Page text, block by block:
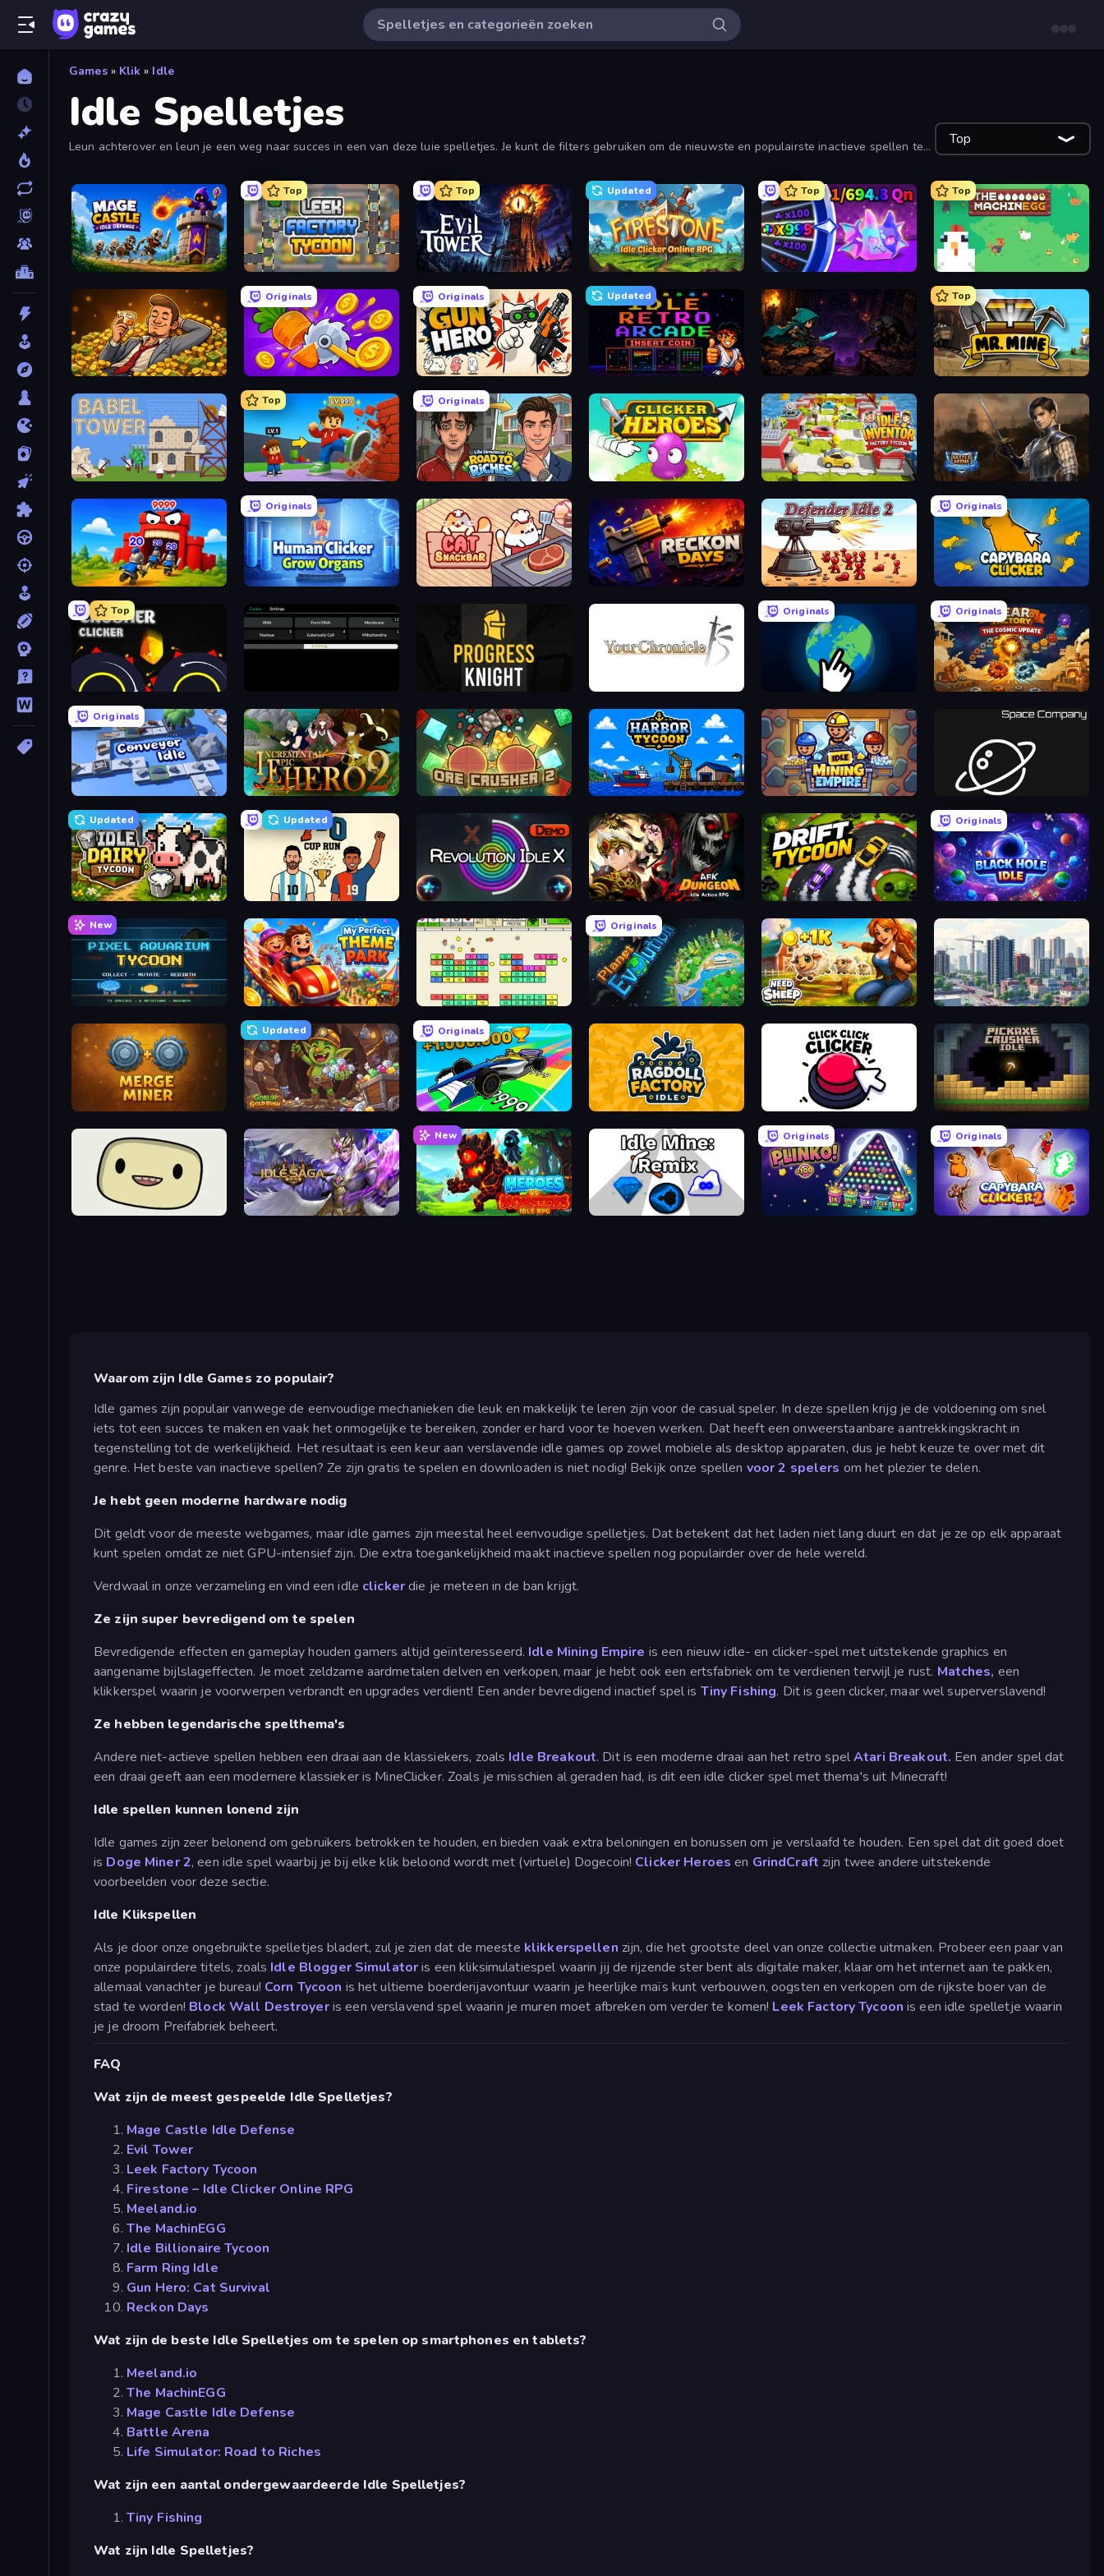
Games » Klik » Idle
Idle Spelletjes
Leun achterover en leun je een weg naar succes in een van deze luie spelletjes. Je kunt de filters gebruiken om de nieuwste en populairste inactieve spellen te
Top
Mage Castle Idle Defense
Top
Leek Factory Tycoon
Top
Evil Tower
Updated
Firestone – Idle Clicker Online RPG
Top
Meeland.io
Top
The MachinEGG
Idle Billionaire Tycoon
Originals
Farm Ring Idle
Originals
Gun Hero: Cat Survival
Updated
Idle Retro Arcade Dungeon Descent
Top
Mr. Mine
Babel Tower
Top
Obby: +1 Click Wall Breaker
Originals
Life Simulator: Road to Riches Clicker Heroes Idle Inventor Battle Arena
TimeWarriors
Originals
Human Clicker: Grow Organs Cat Snack Bar Reckon Days Defender Idle 2
Originals
Capybara Clicker
Top
Crusher Clicker Progress Knight
Originals
Planet Clicker 2
Originals
Gear Factory
Originals
Incremental Epic Hero 2 OreCrusher 2 Harbor Tycoon Idle Mining Empire Space Company
Updated
Idle Dairy Tycoon
Updated
7a0 - World Cup Simulator Revolution Idle X AFK Dungeon: Idle Action RPG Drift Tycoon
Originals
Black Hole Idle
New
Pixel Aquarium Tycoon My Perfect Theme Park Idle Breakout
Originals
Planet Evolution: Idle Clicker Need for Sheep: Idle Clicker SuperCity 3D
Merge Miner
Updated
Goblin Gold Rush
Originals
Obby Car Challenge: Drive Ragdoll Factory Idle Click Click Clicker Pickaxe Crusher Idle
SuperWEIRD Idle Saga
New
Heroes vs Monsters: Idle RPG Idle Mine: Remix
Originals Originals
Capybara Clicker 2
Waarom zijn Idle Games zo populair?
Idle games zijn populair vanwege de eenvoudige mechanieken die leuk en makkelijk te leren zijn voor de casual speler. In deze spellen krijg je de voldoening om snel
iets tot een succes te maken en vaak het onmogelijke te bereiken, zonder er hard voor te hoeven werken. Dat heeft een onweerstaanbare aantrekkingskracht in
tegenstelling tot de werkelijkheid. Het resultaat is een keur aan verslavende idle games op zowel mobiele als desktop apparaten, dus je hebt keuze te over met dit
genre. Het beste van inactieve spellen? Ze zijn gratis te spelen en downloaden is niet nodig! Bekijk onze spellen voor 2 spelers om het plezier te delen.
Je hebt geen moderne hardware nodig
Dit geldt voor de meeste webgames, maar idle games zijn meestal heel eenvoudige spelletjes. Dat betekent dat het laden niet lang duurt en dat je ze op elk apparaat
kunt spelen omdat ze niet GPU-intensief zijn. Die extra toegankelijkheid maakt inactieve spellen nog populairder over de hele wereld.
Verdwaal in onze verzameling en vind een idle clickerdie je meteen in de ban krijgt.
Ze zijn super bevredigend om te spelen
Bevredigende effecten en gameplay houden gamers altijd geïnteresseerd. Idle Mining Empire is een nieuw idle- en clicker-spel met uitstekende graphics en
aangename bijlslageffecten. Je moet zeldzame aardmetalen delven en verkopen, maar je hebt ook een ertsfabriek om te verdienen terwijl je rust. Matches, een
klikkerspel waarin je voorwerpen verbrandt en upgrades verdient! Een ander bevredigend inactief spel is Tiny Fishing. Dit is geen clicker, maar wel superverslavend!
Ze hebben legendarische spelthema's
Andere niet-actieve spellen hebben een draai aan de klassiekers, zoals Idle Breakout. Dit is een moderne draai aan het retro spelAtari Breakout. Een ander spel dat
een draai geeft aan een modernere klassieker is MineClicker. Zoals je misschien al geraden had, is dit een idle clicker spel met thema's uit Minecraft!
Idle spellen kunnen lonend zijn
Idle games zijn zeer belonend om gebruikers betrokken te houden, en bieden vaak extra beloningen en bonussen om je verslaafd te houden. Een spel dat dit goed doet
is Doge Miner 2, een idle spel waarbij je bij elke klik beloond wordt met (virtuele) Dogecoin! Clicker Heroes en GrindCraft zijn twee andere uitstekende
voorbeelden voor deze sectie.
Idle Klikspellen
Als je door onze ongebruikte spelletjes bladert, zul je zien dat de meeste klikkerspellen zijn, die het grootste deel van onze collectie uitmaken. Probeer een paar van
onze populairdere titels, zoals Idle Blogger Simulatoris een kliksimulatiespel waarin jij de rijzende ster bent als digitale maker, klaar om het internet aan te pakken,
allemaal vanachter je bureau! Corn Tycoon is het ultieme boerderijavontuur waarin je heerlijke maïs kunt verbouwen, oogsten en verkopen om de rijkste boer van de
stad te worden! Block Wall Destroyeris een verslavend spel waarin je muren moet afbreken om verder te komen! Leek Factory Tycoon is een idle spelletje waarin
je je droom Preifabriek beheert.
FAQ
Wat zijn de meest gespeelde Idle Spelletjes?
Mage Castle Idle Defense
Evil Tower
Leek Factory Tycoon
Firestone – Idle Clicker Online RPG
Meeland.io
The MachinEGG
Idle Billionaire Tycoon
Farm Ring Idle
Gun Hero: Cat Survival
Reckon Days
Wat zijn de beste Idle Spelletjes om te spelen op smartphones en tablets?
Meeland.io
The MachinEGG
Mage Castle Idle Defense
Battle Arena
Life Simulator: Road to Riches
Wat zijn een aantal ondergewaardeerde Idle Spelletjes?
Tiny Fishing
Wat zijn Idle Spelletjes?